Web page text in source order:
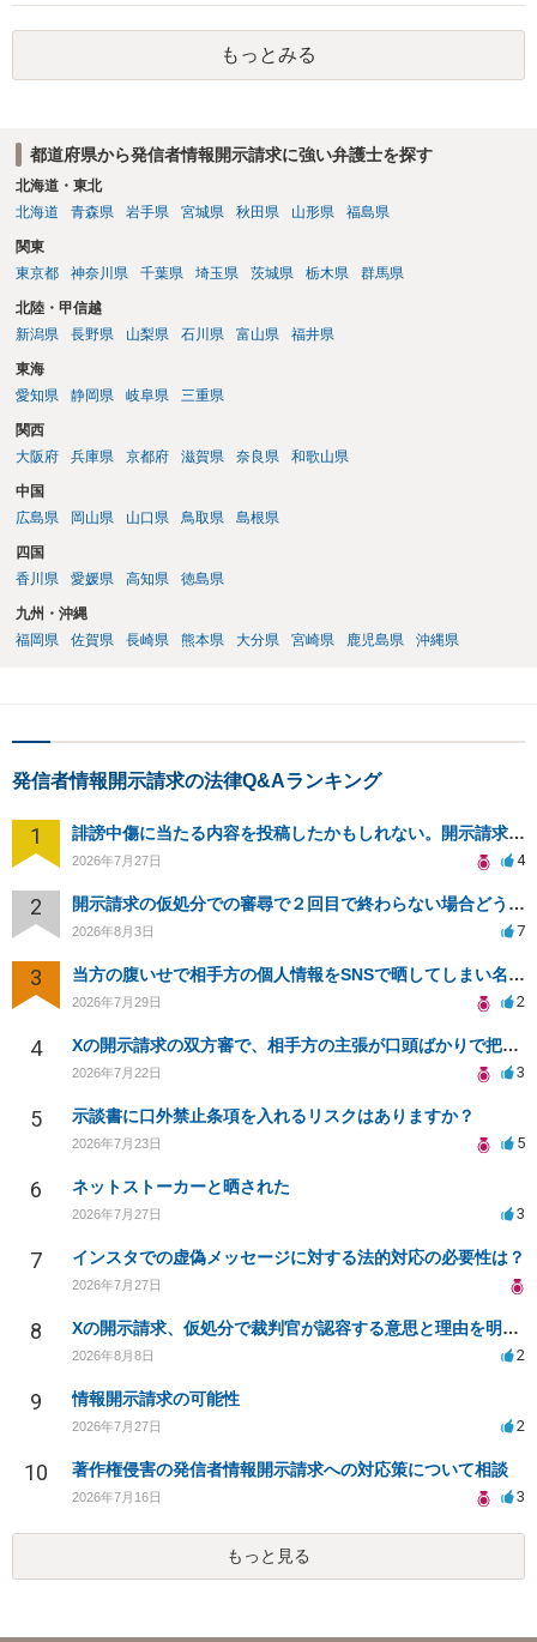
と存じます。発信者情報開示請求が進むと、投稿に使った回線の契約
者のところに、意見照会がなされます。アカウント情報開示の場合
は、アカウントの登録メールに意見照会がなされます。 また、された
場合賠償金はいくらでしょうか。 →ケースバイケースであり、数万円
もっとみる
都道府県から発信者情報開示請求に強い弁護士を探す
北海道・東北
北海道
青森県 岩手県 宮城県 秋田県 山形県 福島県
関東
東京都
神奈川県 千葉県 埼玉県 茨城県 栃木県 群馬県
北陸・甲信越
新潟県
長野県 山梨県 石川県 富山県 福井県
東海
愛知県
静岡県 岐阜県 三重県
関西
大阪府
兵庫県 京都府 滋賀県 奈良県 和歌山県
中国
広島県
岡山県 山口県 鳥取県 島根県
四国
香川県
愛媛県 高知県 徳島県
九州・沖縄
福岡県
佐賀県 長崎県 熊本県 大分県 宮崎県 鹿児島県 沖縄県
発信者情報開示請求の法律Q&Aランキング
1 誹謗中傷に当たる内容を投稿したかもしれない。開示請求や民事刑事裁判に発展しうるのか教えて欲しい。
2026年7月27日 4
2 開示請求の仮処分での審尋で２回目で終わらない場合どうしたらいいですか
2026年8月3日 7
3 当方の腹いせで相手方の個人情報をSNSで晒してしまい名誉毀損させてしまったかもしれない
2026年7月29日 2
4 Xの開示請求の双方審で、相手方の主張が口頭ばかりで把握しきれません
2026年7月22日 3
5 示談書に口外禁止条項を入れるリスクはありますか？
2026年7月23日 5
6 ネットストーカーと晒された
2026年7月27日 3
7 インスタでの虚偽メッセージに対する法的対応の必要性は？
2026年7月27日
8 Xの開示請求、仮処分で裁判官が認容する意思と理由を明確化しても、相手側は争って引き延ばしますか
2026年8月8日 2
9 情報開示請求の可能性
2026年7月27日 2
10 著作権侵害の発信者情報開示請求への対応策について相談
2026年7月16日 3
もっと見る